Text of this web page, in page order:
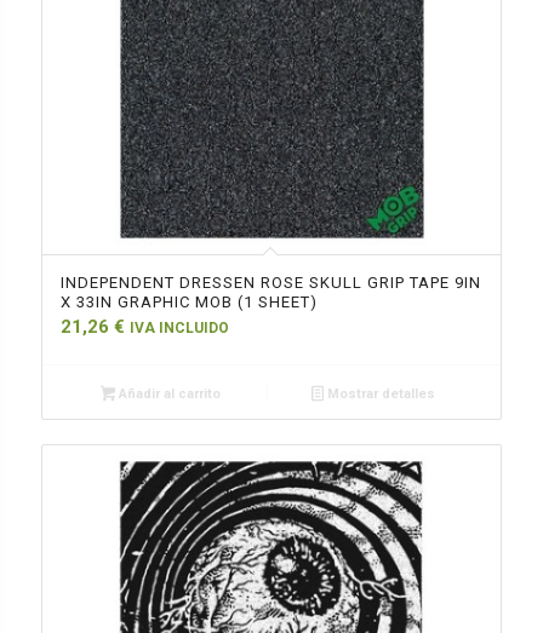
INDEPENDENT DRESSEN ROSE SKULL GRIP TAPE 9IN
X 33IN GRAPHIC MOB (1 SHEET)
21,26 € IVA INCLUIDO
Añadir al carrito Mostrar detalles